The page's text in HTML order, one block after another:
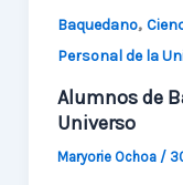
Baquedano,
Personal de la
Alumnos de
Universo
Maryorie Ochoa /